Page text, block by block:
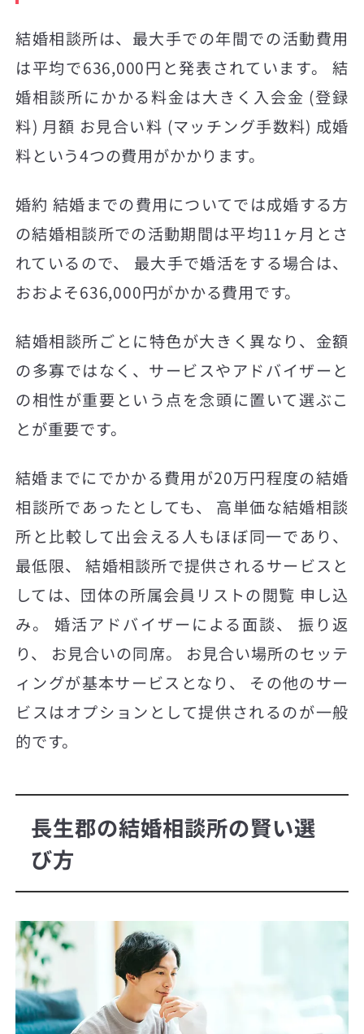
結婚相談所は、最大手での年間での活動費用
は平均で636,000円と発表されています。 結
婚相談所にかかる料金は大きく入会金 (登録
料) 月額 お見合い料 (マッチング手数料) 成婚
料という4つの費用がかかります。
婚約 結婚までの費用についてでは成婚する方
の結婚相談所での活動期間は平均11ヶ月とさ
れているので、 最大手で婚活をする場合は、
おおよそ636,000円がかかる費用です。
結婚相談所ごとに特色が大きく異なり、金額
の多寡ではなく、サービスやアドバイザーと
の相性が重要という点を念頭に置いて選ぶこ
とが重要です。
結婚までにでかかる費用が20万円程度の結婚
相談所であったとしても、 高単価な結婚相談
所と比較して出会える人もほぼ同一であり、
最低限、 結婚相談所で提供されるサービスと
しては、団体の所属会員リストの閲覧 申し込
み。 婚活アドバイザーによる面談、 振り返
り、 お見合いの同席。 お見合い場所のセッテ
ィングが基本サービスとなり、 その他のサー
ビスはオプションとして提供されるのが一般
的です。
長生郡の結婚相談所の賢い選
び方